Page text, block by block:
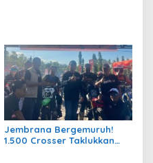
Jembrana Bergemuruh!
1.500 Crosser Taklukkan